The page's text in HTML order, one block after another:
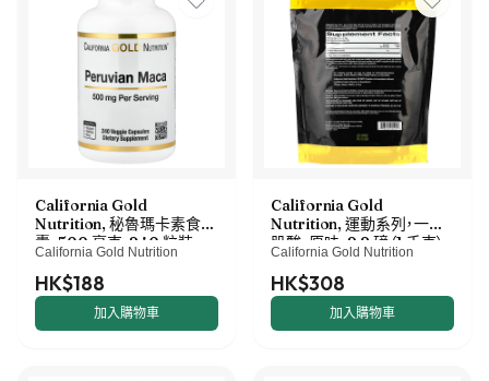
California Gold
Nutrition, 秘魯瑪卡素食膠
囊，500 毫克，240 粒裝
California Gold Nutrition
HK$188
加入購物車
California Gold
Nutrition, 運動系列，一水
肌酸，原味，2.2 磅（1 千克）
California Gold Nutrition
HK$308
加入購物車